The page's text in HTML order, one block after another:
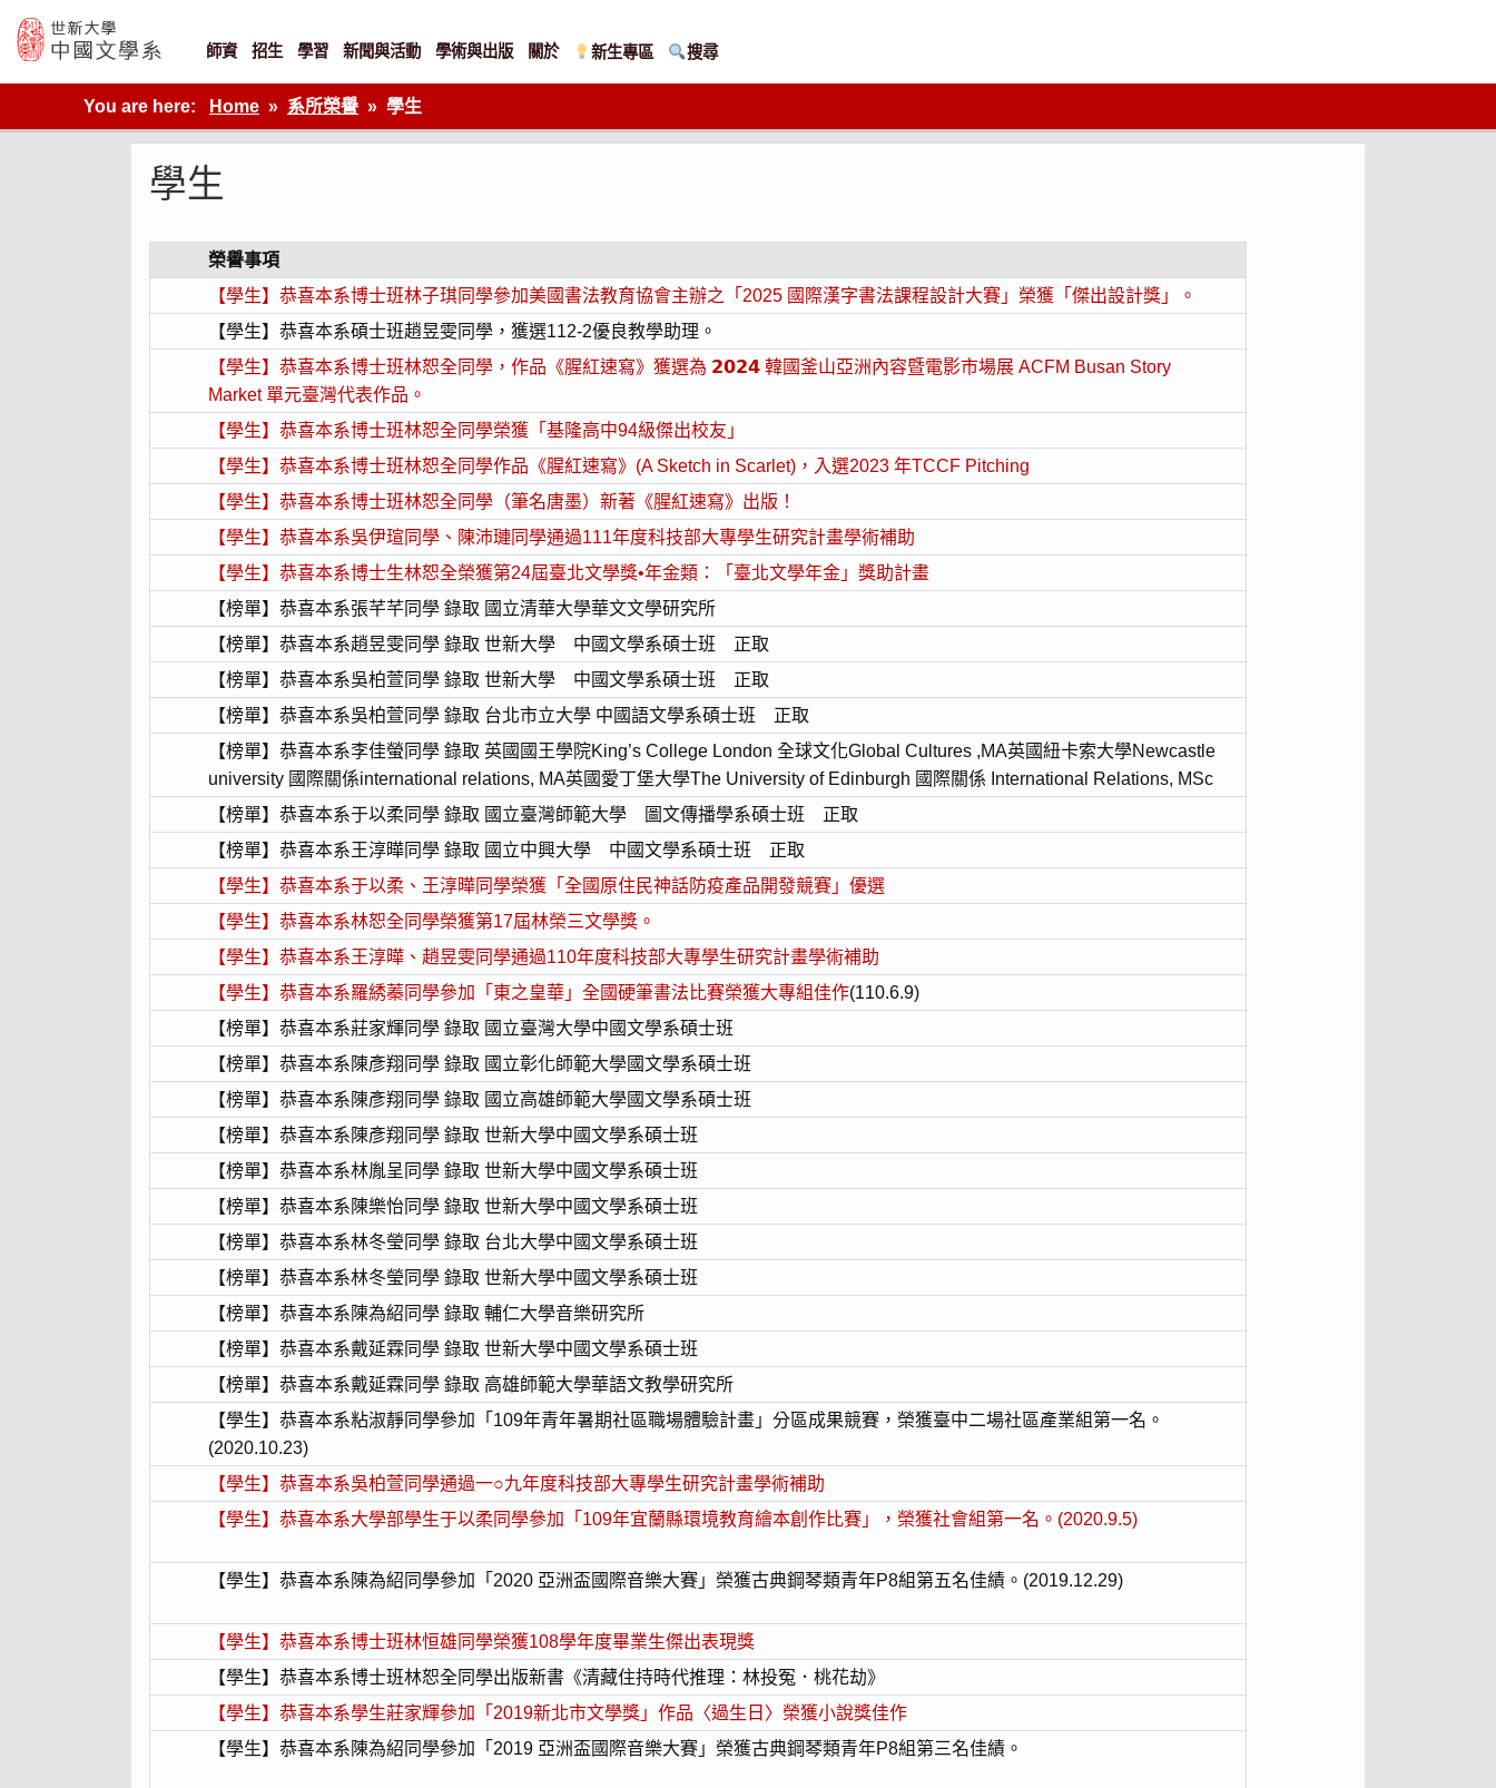
content
世新大學教學單位的網站
師資 招生 學習 新聞與活動 學術與出版 關於 新生專區 搜尋
You are here: Home 系所榮譽 學生
學生
榮譽事項
【學生】恭喜本系博士班林子琪同學參加美國書法教育協會主辦之「2025 國際漢字書法課程設計大賽」榮獲「傑出設計獎」。
【學生】恭喜本系碩士班趙昱雯同學，獲選112-2優良教學助理。
【學生】恭喜本系博士班林恕全同學，作品《腥紅速寫》獲選為 𝟮𝟬𝟮𝟰 韓國釜山亞洲內容暨電影市場展 ACFM Busan Story
Market 單元臺灣代表作品。
【學生】恭喜本系博士班林恕全同學榮獲「基隆高中94級傑出校友」
【學生】恭喜本系博士班林恕全同學作品《腥紅速寫》(A Sketch in Scarlet)，入選2023 年TCCF Pitching
【學生】恭喜本系博士班林恕全同學（筆名唐墨）新著《腥紅速寫》 出版！
【學生】恭喜本系吳伊瑄同學、陳沛璉同學通過111年度科技部大專學生研究計畫學術補助
【學生】恭喜本系博士生林恕全榮獲第24屆臺北文學獎•年金類：「臺北文學年金」獎助計畫
【榜單】恭喜本系張芊芊同學 錄取 國立清華大學華文文學研究所
【榜單】恭喜本系趙昱雯同學 錄取 世新大學 中國文學系碩士班 正取
【榜單】恭喜本系吳柏萱同學 錄取 世新大學 中國文學系碩士班 正取
【榜單】恭喜本系吳柏萱同學 錄取 台北市立大學 中國語文學系碩士班 正取
【榜單】恭喜本系李佳螢同學 錄取英國國王學院King’s College London 全球文化Global Cultures ,MA英國紐卡索大學Newcastle
university 國際關係international relations, MA英國愛丁堡大學The University of Edinburgh 國際關係 International Relations, MSc
【榜單】恭喜本系于以柔同學 錄取 國立臺灣師範大學 圖文傳播學系碩士班 正取
【榜單】恭喜本系王淳曄同學 錄取 國立中興大學 中國文學系碩士班 正取
【學生】恭喜本系于以柔、王淳曄同學榮獲「全國原住民神話防疫產品開發競賽」優選
【學生】恭喜本系林恕全同學榮獲第17屆林榮三文學獎。
【學生】恭喜本系王淳曄、趙昱雯同學通過110年度科技部大專學生研究計畫學術補助
【學生】恭喜本系羅綉蓁同學參加「東之皇華」全國硬筆書法比賽榮獲大專組佳作(110.6.9)
【榜單】恭喜本系莊家輝同學 錄取 國立臺灣大學中國文學系碩士班
【榜單】恭喜本系陳彥翔同學 錄取 國立彰化師範大學國文學系碩士班
【榜單】恭喜本系陳彥翔同學 錄取 國立高雄師範大學國文學系碩士班
【榜單】恭喜本系陳彥翔同學 錄取 世新大學中國文學系碩士班
【榜單】恭喜本系林胤呈同學 錄取 世新大學中國文學系碩士班
【榜單】恭喜本系陳樂怡同學 錄取 世新大學中國文學系碩士班
【榜單】恭喜本系林冬瑩同學 錄取 台北大學中國文學系碩士班
【榜單】恭喜本系林冬瑩同學 錄取 世新大學中國文學系碩士班
【榜單】恭喜本系陳為紹同學 錄取 輔仁大學音樂研究所
【榜單】恭喜本系戴延霖同學 錄取 世新大學中國文學系碩士班
【榜單】恭喜本系戴延霖同學 錄取 高雄師範大學華語文教學研究所
【學生】恭喜本系粘淑靜同學參加「109年青年暑期社區職場體驗計畫」分區成果競賽，榮獲臺中二場社區產業組第一名。
(2020.10.23)
【學生】恭喜本系吳柏萱同學通過一○九年度科技部大專學生研究計畫學術補助
【學生】恭喜本系大學部學生于以柔同學參加「109年宜蘭縣環境教育繪本創作比賽」，榮獲社會組第一名。(2020.9.5)
【學生】恭喜本系陳為紹同學參加「2020 亞洲盃國際音樂大賽」榮獲古典鋼琴類青年P8組第五名佳績。(2019.12.29)
【學生】恭喜本系博士班林恒雄同學榮獲108學年度畢業生傑出表現獎
【學生】恭喜本系博士班林恕全同學出版新書《清藏住持時代推理：林投冤．桃花劫》
【學生】恭喜本系學生莊家輝參加「2019新北市文學獎」作品〈過生日〉榮獲小說獎佳作
【學生】恭喜本系陳為紹同學參加「2019 亞洲盃國際音樂大賽」榮獲古典鋼琴類青年P8組第三名佳績。